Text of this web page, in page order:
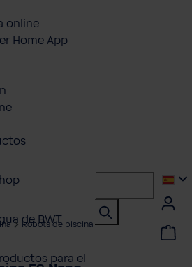
online
Home App
de BWT
para el
Robots de piscina